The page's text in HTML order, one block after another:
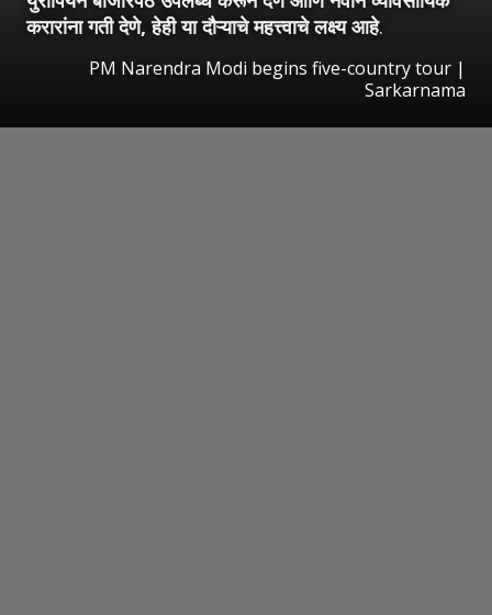
करारांना गती देणे, हेही या दौऱ्याचे महत्त्वाचे लक्ष्य आहे.
PM Narendra Modi begins five-country tour |
Sarkarnama